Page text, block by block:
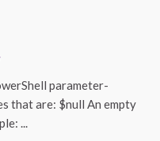
parameter-
that are: $null An empty
...